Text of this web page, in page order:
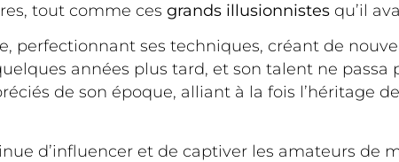
tout comme ces grands illusionnistes qu’il
perfectionnant ses techniques, créant de
années plus tard, et son talent ne passa
de son époque, alliant à la fois l’héritage de
d’influencer et de captiver les amateurs de